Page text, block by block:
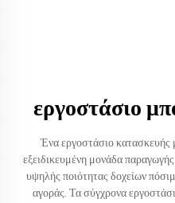
εργοστάσιο
Ένα εργοστάσιο κατασκευής
εξειδικευμένη μονάδα
υψηλής ποιότητας δοχείων
αγοράς. Τα σύγχρονα